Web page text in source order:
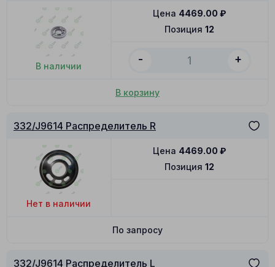
В наличии
Позиция 12
Цена 4469.00 ₽
- +
В корзину
332/J9614 Распределитель R
Нет в наличии
Позиция 12
Цена 4469.00 ₽
По запросу
332/J9614 Распределитель L